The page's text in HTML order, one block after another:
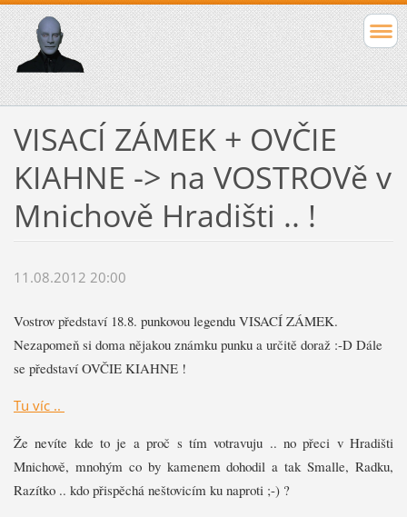
VISACÍ ZÁMEK + OVČIE
KIAHNE -> na VOSTROVě v
Mnichově Hradišti .. !
11.08.2012 20:00
Vostrov představí 18.8. punkovou legendu VISACÍ ZÁMEK.
Nezapomeň si doma nějakou známku punku a určitě doraž :-D Dále
se představí OVČIE KIAHNE !
Tu víc ..
Že nevíte kde to je a proč s tím votravuju .. no přeci v Hradišti
Mnichově, mnohým co by kamenem dohodil a tak Smalle, Radku,
Razítko .. kdo přispěchá neštovicím ku naproti ;-) ?